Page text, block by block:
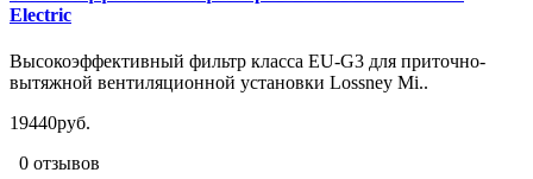
Electric
Высокоэффективный фильтр класса EU-G3 для приточно-
вытяжной вентиляционной установки Lossney Mi..
19440руб.
0 отзывов